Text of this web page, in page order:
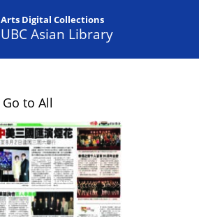
Arts Digital Collections
UBC Asian Library
Go to All